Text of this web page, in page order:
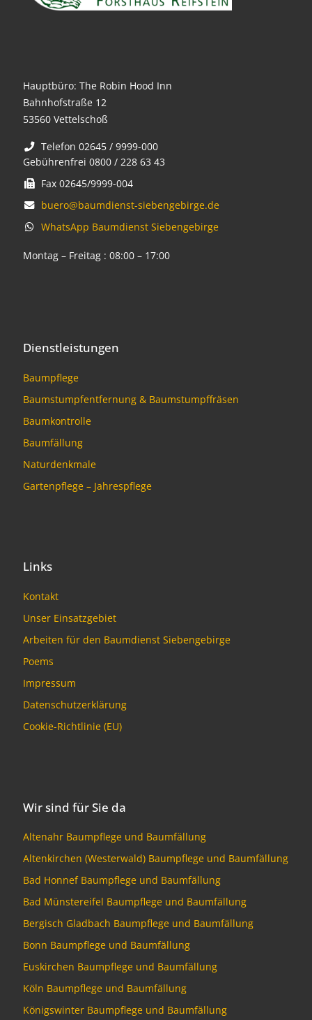
Hauptbüro: The Robin Hood Inn
Bahnhofstraße 12
53560 Vettelschoß
Telefon 02645 / 9999-000
Gebührenfrei 0800 / 228 63 43
Fax 02645/9999-004
buero@baumdienst-siebengebirge.de
WhatsApp Baumdienst Siebengebirge
Montag – Freitag : 08:00 – 17:00
Dienstleistungen
Baumpflege
Baumstumpfentfernung & Baumstumpffräsen
Baumkontrolle
Baumfällung
Naturdenkmale
Gartenpflege – Jahrespflege
Links
Kontakt
Unser Einsatzgebiet
Arbeiten für den Baumdienst Siebengebirge
Poems
Impressum
Datenschutzerklärung
Cookie-Richtlinie (EU)
Wir sind für Sie da
Altenahr Baumpflege und Baumfällung
Altenkirchen (Westerwald) Baumpflege und Baumfällung
Bad Honnef Baumpflege und Baumfällung
Bad Münstereifel Baumpflege und Baumfällung
Bergisch Gladbach Baumpflege und Baumfällung
Bonn Baumpflege und Baumfällung
Euskirchen Baumpflege und Baumfällung
Köln Baumpflege und Baumfällung
Königswinter Baumpflege und Baumfällung